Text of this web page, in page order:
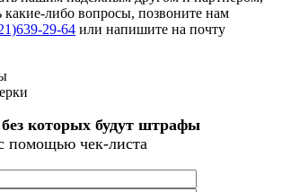
какие-либо вопросы, позвоните нам
29-64 или напишите на почту
которых будут штрафы
помощью чек-листа